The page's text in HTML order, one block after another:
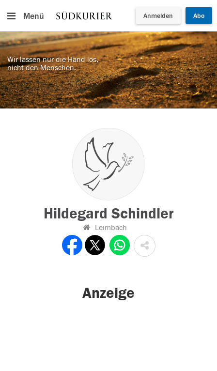
Menü Anmelden Abo
Wir lassen nur die Hand los,
nicht den Menschen.
Hildegard Schindler
Leimbach
Anzeige